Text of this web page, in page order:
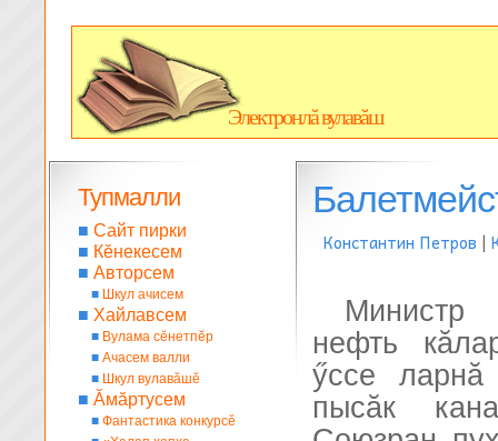
Электронлă вулавăш
Константин Петров |
Министр
нефть
ӳссе
пысăк
Тупмалли
■ Сайт пирки
■ Кĕнекесем
■ Авторсем
■ Шкул ачисем
■ Хайлавсем
■ Вулама сĕнетпĕр
■ Ачасем валли
■ Шкул вулавăшĕ
■ Ăмăртусем
■ Фантастика конкурсĕ